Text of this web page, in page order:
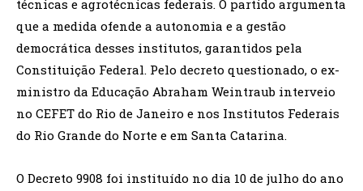
técnicas e agrotécnicas federais. O partido argumenta
que a medida ofende a autonomia e a gestão
democrática desses institutos, garantidos pela
Constituição Federal. Pelo decreto questionado, o ex-
ministro da Educação Abraham Weintraub interveio
no CEFET do Rio de Janeiro e nos Institutos Federais
do Rio Grande do Norte e em Santa Catarina.
O Decreto 9908 foi instituído no dia 10 de julho do ano